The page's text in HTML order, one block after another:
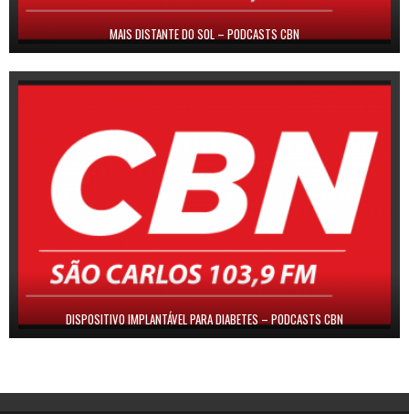
MAIS DISTANTE DO SOL – PODCASTS CBN
DISPOSITIVO IMPLANTÁVEL PARA DIABETES – PODCASTS CBN